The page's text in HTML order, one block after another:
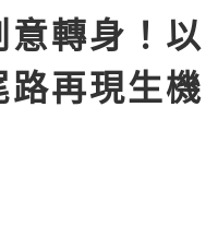
轉身！以
再現生機